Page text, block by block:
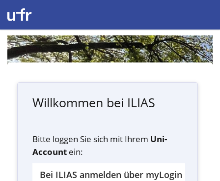
Willkommen bei ILIAS
Bitte loggen Sie sich mit Ihrem Uni-
Account ein:
Bei ILIAS anmelden über myLogin